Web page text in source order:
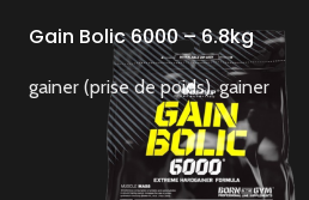
Gain Bolic 6000 – 6.8kg
gainer (prise de poids), gainer